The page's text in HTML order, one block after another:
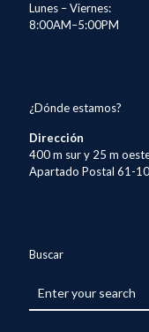
Lunes – Viernes:
8:00AM–5:00PM
¿Dónde estamos?
Dirección
400 m sur y 25 m
Apartado Postal 61-
Buscar